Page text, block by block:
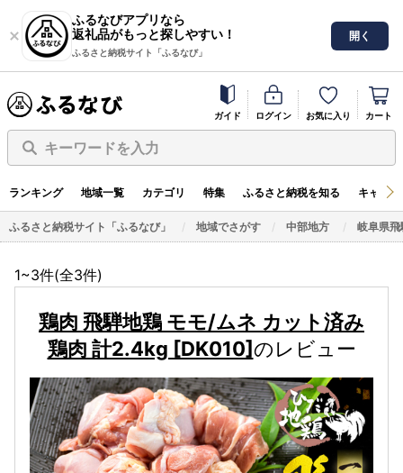
ふるなびアプリなら
返礼品がもっと探しやすい！
ふるさと納税サイト「ふるなび」
開く
ガイド ログイン お気に入り カート
キーワードを入力
ランキング 地域一覧 カテゴリ 特集 ふるさと納税を知る キャン
ふるさと納税サイト「ふるなび」 地域でさがす 中部地方 岐阜県飛
1~3件(全3件)
鶏肉 飛騨地鶏 モモ/ムネ カット済み
鶏肉 計2.4kg [DK010]のレビュー